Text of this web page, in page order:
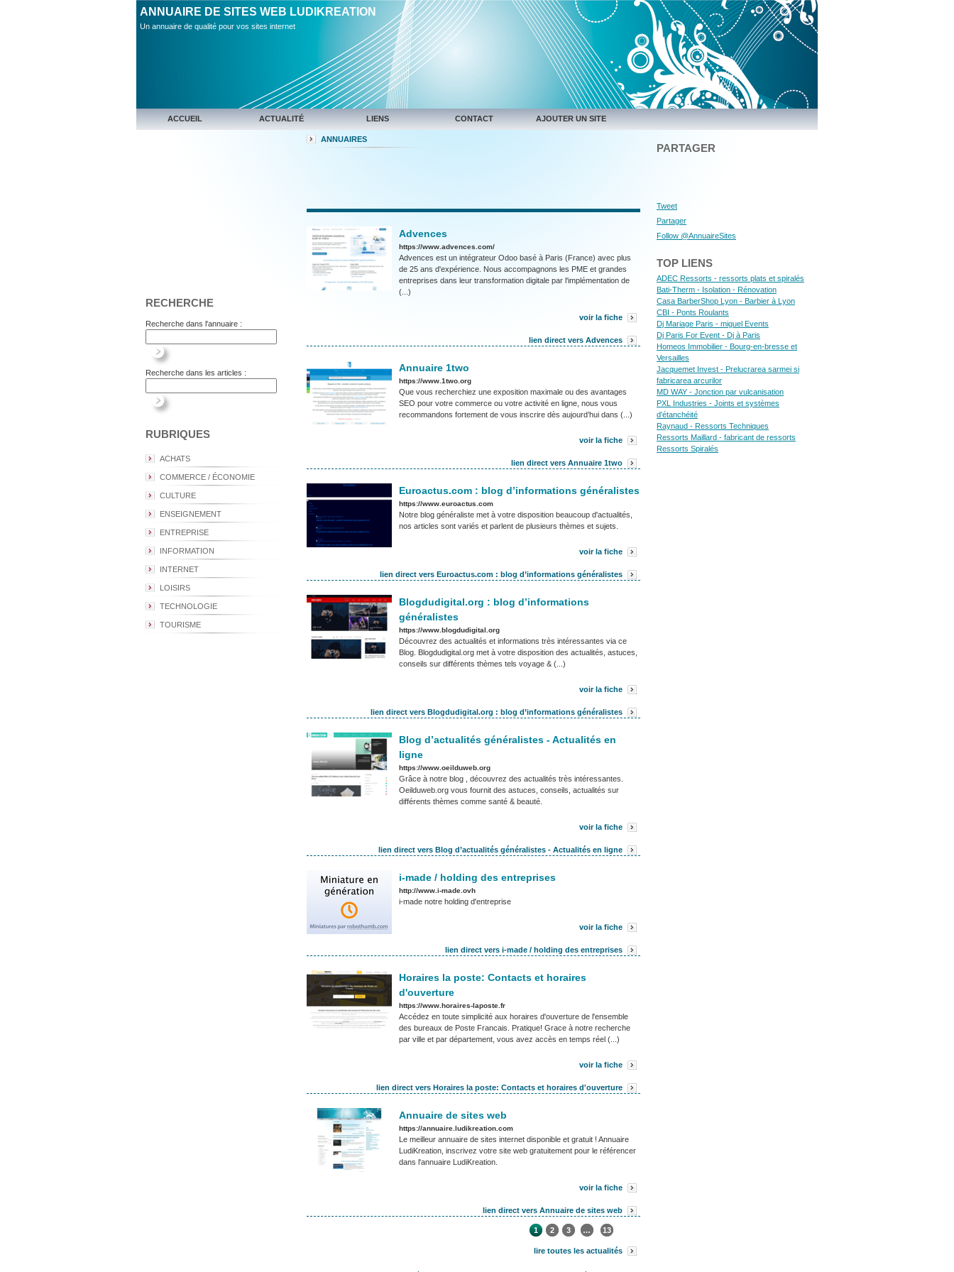
ANNUAIRE DE SITES WEB LUDIKREATION
Un annuaire de qualité pour vos sites internet
ACCUEIL ACTUALITÉ LIENS CONTACT AJOUTER UN SITE
RECHERCHE
Recherche dans l'annuaire :
Recherche dans les articles :
RUBRIQUES
ACHATS
COMMERCE / ÉCONOMIE
CULTURE
ENSEIGNEMENT
ENTREPRISE
INFORMATION
INTERNET
LOISIRS
TECHNOLOGIE
TOURISME
ANNUAIRES
Advences
https://www.advences.com/
Advences est un intégrateur Odoo basé à Paris (France) avec plus
de 25 ans d'expérience. Nous accompagnons les PME et grandes
entreprises dans leur transformation digitale par l'implémentation de
(...)
voir la fiche
lien direct vers Advences
Annuaire 1two
https://www.1two.org
Que vous recherchiez une exposition maximale ou des avantages
SEO pour votre commerce ou votre activité en ligne, nous vous
recommandons fortement de vous inscrire dès aujourd’hui dans (...)
voir la fiche
lien direct vers Annuaire 1two
Euroactus.com : blog d’informations généralistes
https://www.euroactus.com
Notre blog généraliste met à votre disposition beaucoup d'actualités,
nos articles sont variés et parlent de plusieurs thèmes et sujets.
voir la fiche
lien direct vers Euroactus.com : blog d’informations généralistes
Blogdudigital.org : blog d’informations
généralistes
https://www.blogdudigital.org
Découvrez des actualités et informations très intéressantes via ce
Blog. Blogdudigital.org met à votre disposition des actualités, astuces,
conseils sur différents thèmes tels voyage & (...)
voir la fiche
lien direct vers Blogdudigital.org : blog d’informations généralistes
Blog d’actualités généralistes - Actualités en
ligne
https://www.oeilduweb.org
Grâce à notre blog , découvrez des actualités très intéressantes.
Oeilduweb.org vous fournit des astuces, conseils, actualités sur
différents thèmes comme santé & beauté.
voir la fiche
lien direct vers Blog d’actualités généralistes - Actualités en ligne
i-made / holding des entreprises
http://www.i-made.ovh
i-made notre holding d'entreprise
voir la fiche
lien direct vers i-made / holding des entreprises
Horaires la poste: Contacts et horaires
d'ouverture
https://www.horaires-laposte.fr
Accédez en toute simplicité aux horaires d'ouverture de l'ensemble
des bureaux de Poste Francais. Pratique! Grace à notre recherche
par ville et par département, vous avez accès en temps réel (...)
voir la fiche
lien direct vers Horaires la poste: Contacts et horaires d'ouverture
Annuaire de sites web
https://annuaire.ludikreation.com
Le meilleur annuaire de sites internet disponible et gratuit ! Annuaire
LudiKreation, inscrivez votre site web gratuitement pour le référencer
dans l'annuaire LudiKreation.
voir la fiche
lien direct vers Annuaire de sites web
1 2 3 … 13
lire toutes les actualités
PARTAGER
Tweet
Partager
Follow @AnnuaireSites
TOP LIENS
ADEC Ressorts - ressorts plats et spiralés
Bati-Therm - Isolation - Rénovation
Casa BarberShop Lyon - Barbier à Lyon
CBI - Ponts Roulants
Dj Mariage Paris - miguel Events
Dj Paris For Event - Dj à Paris
Homeos Immobilier - Bourg-en-bresse et
Versailles
Jacquemet Invest - Prelucrarea sarmei si
fabricarea arcurilor
MD WAY - Jonction par vulcanisation
PXL Industries - Joints et systèmes
d'étanchéité
Raynaud - Ressorts Techniques
Ressorts Maillard - fabricant de ressorts
Ressorts Spiralés